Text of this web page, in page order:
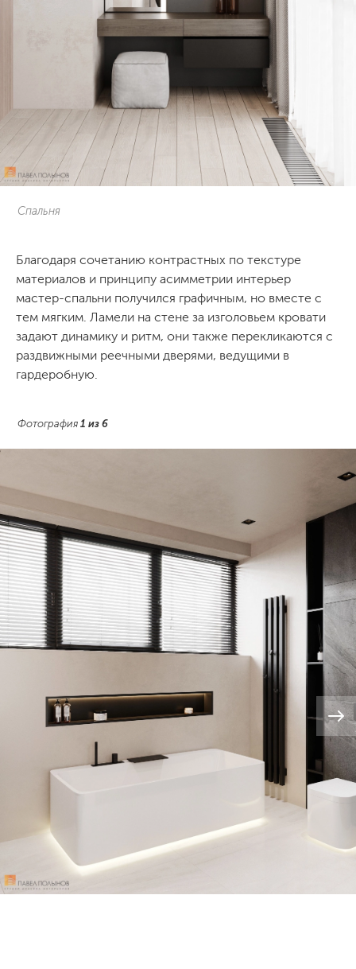
Спальня
Благодаря сочетанию контрастных по текстуре
материалов и принципу асимметрии интерьер
мастер-спальни получился графичным, но вместе с
тем мягким. Ламели на стене за изголовьем кровати
задают динамику и ритм, они также перекликаются с
раздвижными реечными дверями, ведущими в
гардеробную.
Фотография 1 из 6